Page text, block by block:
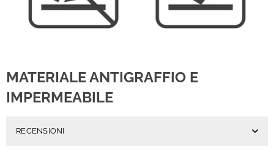
MATERIALE ANTIGRAFFIO E
IMPERMEABILE
RECENSIONI